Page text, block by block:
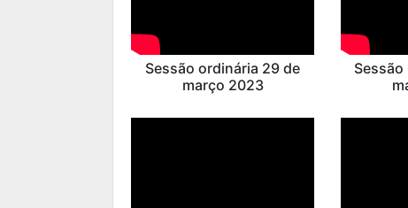
Sessão ordinária 29 de
março 2023